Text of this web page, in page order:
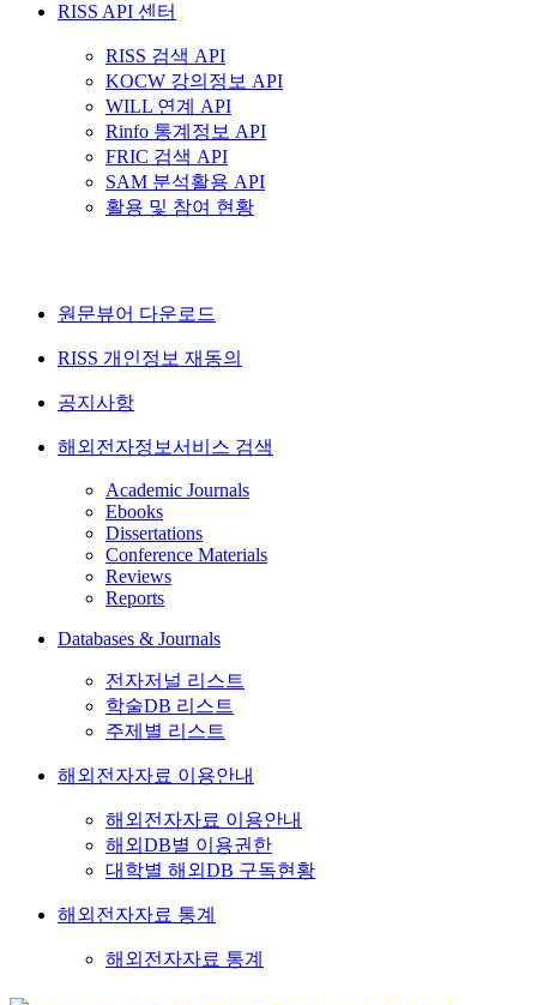
RISS API 센터
RISS 검색 API
KOCW 강의정보 API
WILL 연계 API
Rinfo 통계정보 API
FRIC 검색 API
SAM 분석활용 API
활용 및 참여 현황
원문뷰어 다운로드
RISS 개인정보 재동의
공지사항
해외전자정보서비스 검색
Academic Journals
Ebooks
Dissertations
Conference Materials
Reviews
Reports
Databases & Journals
전자저널 리스트
학술DB 리스트
주제별 리스트
해외전자자료 이용안내
해외전자자료 이용안내
해외DB별 이용권한
대학별 해외DB 구독현황
해외전자자료 통계
해외전자자료 통계